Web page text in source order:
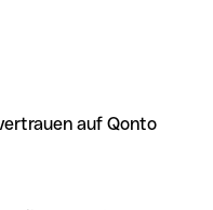
auf Qonto